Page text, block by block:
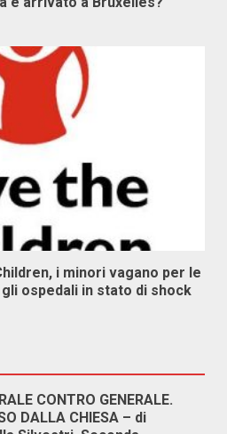
i minori vagano per le
ospedali in stato di shock
CONTRO GENERALE.
DALLA CHIESA – di